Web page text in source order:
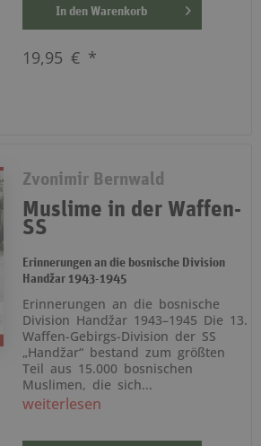
In den Warenkorb
19,95 € *
Zvonimir Bernwald
Muslime in der Waffen-
SS
Erinnerungen an die bosnische Division
Handžar 1943-1945
Erinnerungen an die bosnische
Division Handžar 1943–1945 Die 13.
Waffen-Gebirgs-Division der SS
„Handžar“ bestand zum größten
Teil aus 15.000 bosnischen
Muslimen, die sich...
weiterlesen